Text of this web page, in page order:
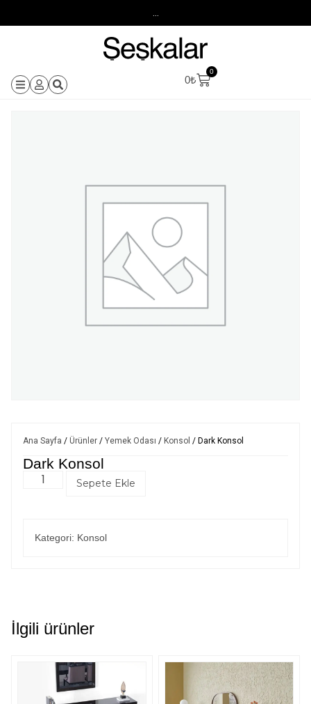
0₺
0
Ana Sayfa / Ürünler / Yemek Odası / Konsol / Dark Konsol
Dark Konsol
Sepete Ekle
Kategori: Konsol
İlgili ürünler